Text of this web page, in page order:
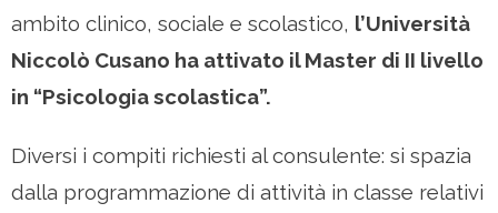
ambito clinico, sociale e scolastico, l’Università
Niccolò Cusano ha attivato il Master di II livello
in “Psicologia scolastica”.
Diversi i compiti richiesti al consulente: si spazia
dalla programmazione di attività in classe relativi